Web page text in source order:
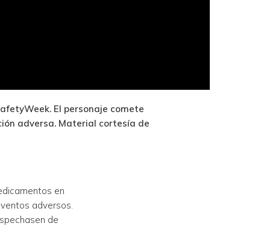
El personaje comete
adversa. Material cortesía de
en
adversos.
de